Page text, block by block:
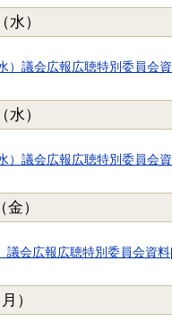
水）
）議会広報広聴特別委員会
水）
）議会広報広聴特別委員会
）
議会広報広聴特別委員会資
）